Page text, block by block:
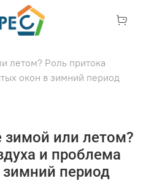
летом? Роль притока
окон в зимний период
зимой или летом?
и проблема
период